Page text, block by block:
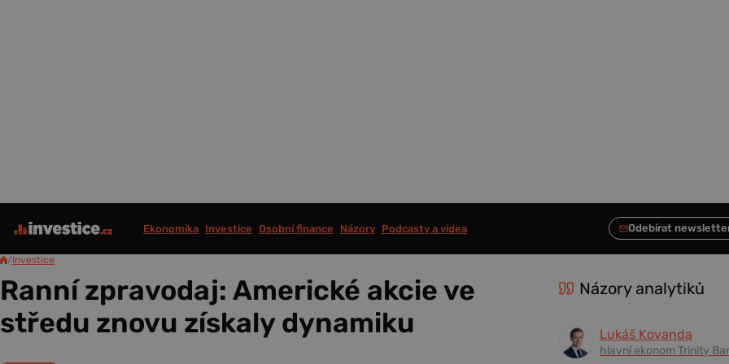
Ekonomika Investice Osobní finance Názory Podcasty a videa
/Investice
Ranní zpravodaj: Americké akcie ve
středu znovu získaly dynamiku
Názory analytiků
Lukáš Kovanda
hlavní ekonom Trinity